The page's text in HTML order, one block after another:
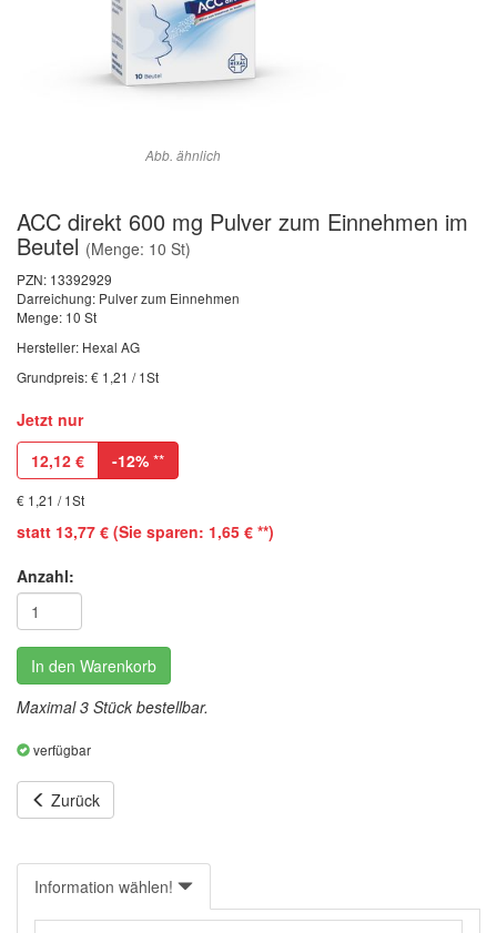
Abb. ähnlich
ACC direkt 600 mg Pulver zum Einnehmen im
Beutel (Menge: 10 St)
PZN: 13392929
Darreichung: Pulver zum Einnehmen
Menge: 10 St
Hersteller: Hexal AG
Grundpreis: € 1,21 / 1St
Jetzt nur
12,12 € -12% **
€ 1,21 / 1St
statt 13,77 € (Sie sparen: 1,65 € **)
Anzahl:
In den Warenkorb
Maximal 3 Stück bestellbar.
verfügbar
Zurück
Information wählen!